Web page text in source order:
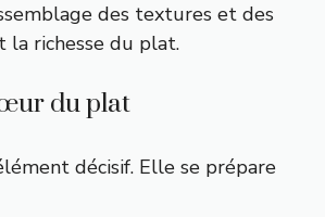
des textures et des
la richesse du plat.
du plat
décisif. Elle se prépare